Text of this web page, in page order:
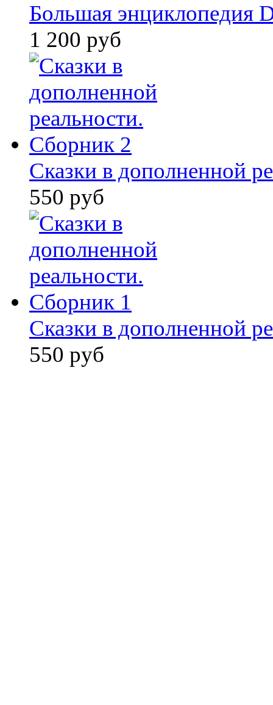
Большая энциклопедия
1 200 руб
Сказки в дополненной
550 руб
Сказки в дополненной
550 руб